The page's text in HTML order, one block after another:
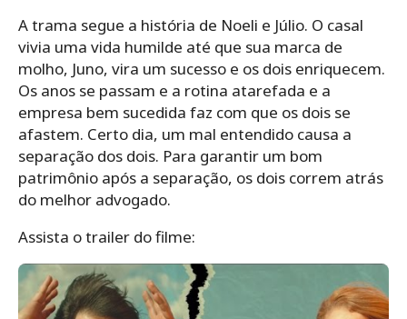
A trama segue a história de Noeli e Júlio. O casal
vivia uma vida humilde até que sua marca de
molho, Juno, vira um sucesso e os dois enriquecem.
Os anos se passam e a rotina atarefada e a
empresa bem sucedida faz com que os dois se
afastem. Certo dia, um mal entendido causa a
separação dos dois. Para garantir um bom
patrimônio após a separação, os dois correm atrás
do melhor advogado.
Assista o trailer do filme: